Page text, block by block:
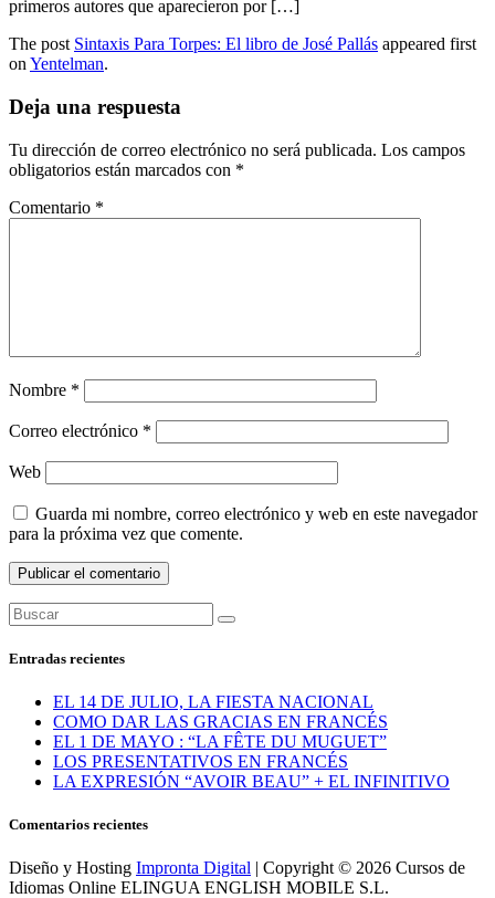
primeros autores que aparecieron por […]
The post Sintaxis Para Torpes: El libro de José Pallás appeared first
on Yentelman.
Deja una respuesta
Tu dirección de correo electrónico no será publicada. Los campos
obligatorios están marcados con *
Comentario *
Nombre *
Correo electrónico *
Web
Guarda mi nombre, correo electrónico y web en este navegador
para la próxima vez que comente.
Entradas recientes
EL 14 DE JULIO, LA FIESTA NACIONAL
COMO DAR LAS GRACIAS EN FRANCÉS
EL 1 DE MAYO : “LA FÊTE DU MUGUET”
LOS PRESENTATIVOS EN FRANCÉS
LA EXPRESIÓN “AVOIR BEAU” + EL INFINITIVO
Comentarios recientes
Diseño y Hosting Impronta Digital | Copyright © 2026 Cursos de
Idiomas Online ELINGUA ENGLISH MOBILE S.L.